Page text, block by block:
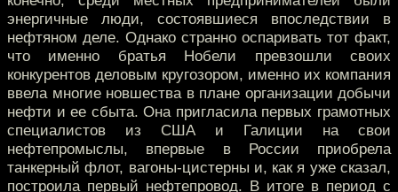
энергичные люди, состоявшиеся впоследствии в
нефтяном деле. Однако странно оспаривать тот факт,
что именно братья Нобели превзошли своих
конкурентов деловым кругозором, именно их компания
ввела многие новшества в плане организации добычи
нефти и ее сбыта. Она пригласила первых грамотных
специалистов из США и Галиции на свои
нефтепромыслы, впервые в России приобрела
танкерный флот, вагоны-цистерны и, как я уже сказал,
построила первый нефтепровод. В итоге в период с